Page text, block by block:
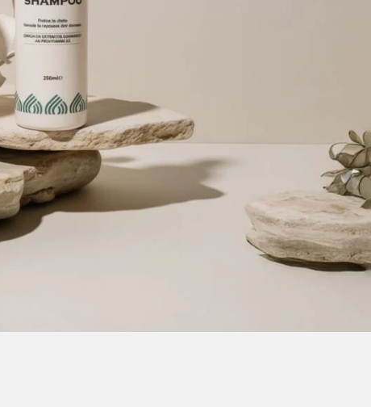
pour leur efficacité, leur composition et leur
et ne sont pas contractuels.